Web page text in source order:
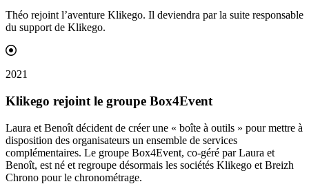
Théo rejoint l’aventure Klikego. Il deviendra par la suite responsable
du support de Klikego.
2021
Klikego rejoint le groupe Box4Event
Laura et Benoît décident de créer une « boîte à outils » pour mettre à
disposition des organisateurs un ensemble de services
complémentaires. Le groupe Box4Event, co-géré par Laura et
Benoît, est né et regroupe désormais les sociétés Klikego et Breizh
Chrono pour le chronométrage.